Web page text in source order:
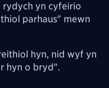
yn cyfeirio
parhaus" mewn
hyn, nid wyf yn
hyn o bryd".